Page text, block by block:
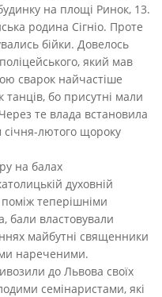
на площі Ринок, 13.
родина Сігніо. Проте
бійки. Довелось
який мав
сварок найчастіше
бо присутні мали
те влада встановила
лютого щороку
на балах
духовній
теперішніми
бали властовували
майбутні священники
нареченими.
до Львова своїх
семінаристами, які